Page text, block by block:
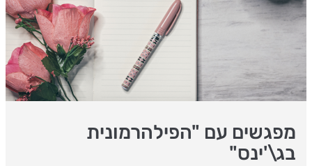
מפגשים עם "הפילהרמונית
בג\'ינס"